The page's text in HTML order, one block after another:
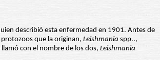
describió esta enfermedad en 1901. Antes de
que la originan, Leishmania spp..,
con el nombre de los dos, Leishmania